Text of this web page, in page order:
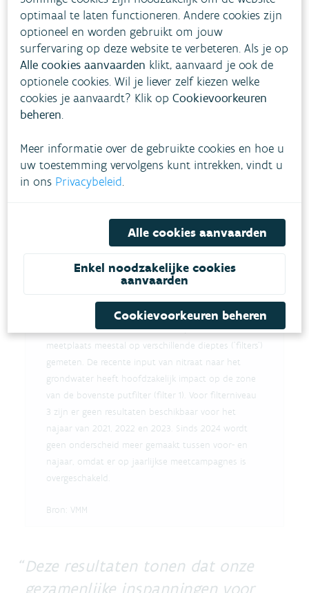
Nitraat in landbouwgebied in
Combination chart with 5 data series.
The chart has 1 X axis displaying categories.
The chart has 1 Y axis displaying concentratie (mg
concentratie (mgNO3/l)
Nitraat in landbouwgebied in
freatisch grondwater
filter 1
filter 2
filter 3
doel MAP4 (filter 1) 2014
doel MAP5 (filter 1) 2018
2004-voorjaar
2006-najaar
2009-voorjaar2011-najaar
0
End of interactive chart.
De nitraatconcentraties worden op eenzelfde
meetplaats meestal op verschillende dieptes ('filters')
gemeten. De recente input van nitraat naar het
grondwater heeft hoofdzakelijk impact op de zone
van de bovenste putfilter (filter 1). Voor filterniveau
3 zijn er geen resultaten beschikbaar voor het
najaar van 2021, 2022 en 2023. Sinds 2024 wordt
geen onderscheid meer gemaakt tussen voor- en
najaar, omdat er op jaarlijkse meetcampagnes is
overgeschakeld.
Bron: VMM
Deze resultaten tonen dat onze
gezamenlijke inspanningen voor
optimaal te laten functioneren. Andere cookies zijn
optioneel en worden gebruikt om jouw
surfervaring op deze website te verbeteren. Als je op
Alle cookies aanvaarden klikt, aanvaard je ook de
optionele cookies. Wil je liever zelf kiezen welke
cookies je aanvaardt? Klik opCookievoorkeuren
beheren.
Meer informatie over de gebruikte cookies en hoe u
uw toestemming vervolgens kunt intrekken, vindt u
in ons Privacybeleid.
Alle cookies aanvaarden
Enkel noodzakelijke cookies
aanvaarden
Cookievoorkeuren beheren